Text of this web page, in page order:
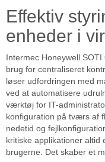
Effektiv
enheder i
Intermec Honeywell
brug for centraliseret
løser udfordringen med
ved at automatisere
værktøj for IT-
konfiguration på tværs af
nedetid og
kritiske applikationer
brugerne. Det skaber et